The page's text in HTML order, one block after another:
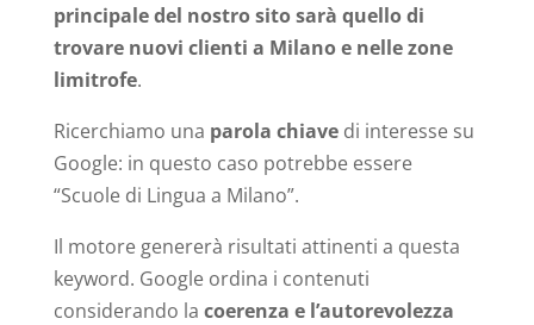
principale del nostro sito sarà quello di
trovare nuovi clienti a Milano e nelle zone
limitrofe.
Ricerchiamo una parola chiavedi interesse su
Google: in questo caso potrebbe essere
“Scuole di Lingua a Milano”.
Il motore genererà risultati attinenti a questa
keyword. Google ordina i contenuti
considerando la coerenza e l’autorevolezza